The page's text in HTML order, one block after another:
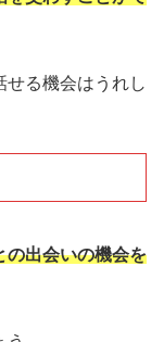
せる機会はうれし
の出会いの機会を